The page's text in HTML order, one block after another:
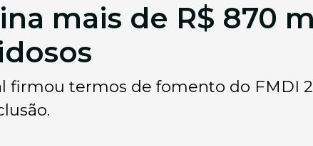
mais de R$ 870
firmou termos de fomento do FMDI